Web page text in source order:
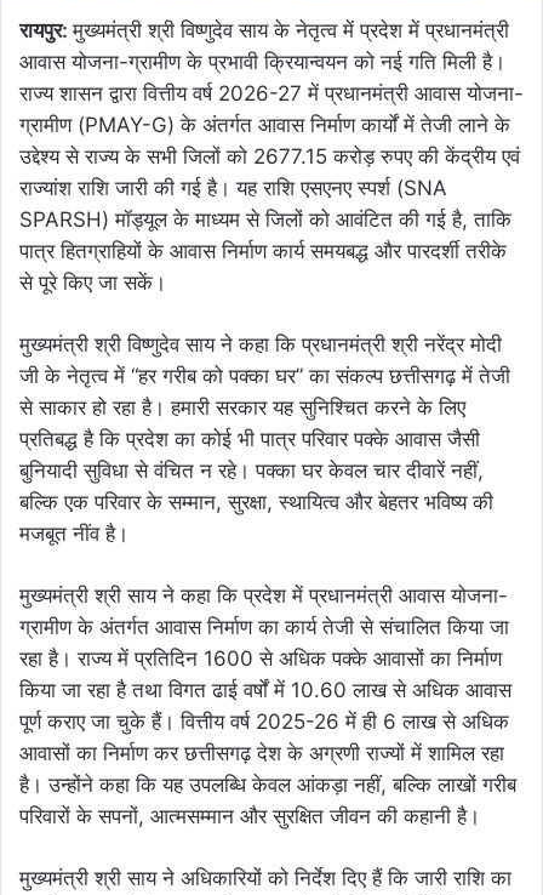
रायपुर:मुख्यमंत्री श्री विष्णुदेव साय के नेतृत्व में प्रदेश में प्रधानमंत्री
आवास योजना-ग्रामीण के प्रभावी क्रियान्वयन को नई गति मिली है।
राज्य शासन द्वारा वित्तीय वर्ष 2026-27 में प्रधानमंत्री आवास योजना-
ग्रामीण (PMAY-G) के अंतर्गत आवास निर्माण कार्यों में तेजी लाने के
उद्देश्य से राज्य के सभी जिलों को 2677.15 करोड़ रुपए की केंद्रीय एवं
राज्यांश राशि जारी की गई है। यह राशि एसएनए स्पर्श (SNA
SPARSH) मॉड्यूल के माध्यम से जिलों को आवंटित की गई है, ताकि
पात्र हितग्राहियों के आवास निर्माण कार्य समयबद्ध और पारदर्शी तरीके
से पूरे किए जा सकें।
मुख्यमंत्री श्री विष्णुदेव साय ने कहा कि प्रधानमंत्री श्री नरेंद्र मोदी
जी के नेतृत्व में “हर गरीब को पक्का घर” का संकल्प छत्तीसगढ़ में तेजी
से साकार हो रहा है। हमारी सरकार यह सुनिश्चित करने के लिए
प्रतिबद्ध है कि प्रदेश का कोई भी पात्र परिवार पक्के आवास जैसी
बुनियादी सुविधा से वंचित न रहे। पक्का घर केवल चार दीवारें नहीं,
बल्कि एक परिवार के सम्मान, सुरक्षा, स्थायित्व और बेहतर भविष्य की
मजबूत नींव है।
मुख्यमंत्री श्री साय ने कहा कि प्रदेश में प्रधानमंत्री आवास योजना-
ग्रामीण के अंतर्गत आवास निर्माण का कार्य तेजी से संचालित किया जा
रहा है। राज्य में प्रतिदिन 1600 से अधिक पक्के आवासों का निर्माण
किया जा रहा है तथा विगत ढाई वर्षों में 10.60 लाख से अधिक आवास
पूर्ण कराए जा चुके हैं। वित्तीय वर्ष 2025-26 में ही 6 लाख से अधिक
आवासों का निर्माण कर छत्तीसगढ़ देश के अग्रणी राज्यों में शामिल रहा
है। उन्होंने कहा कि यह उपलब्धि केवल आंकड़ा नहीं, बल्कि लाखों गरीब
परिवारों के सपनों, आत्मसम्मान और सुरक्षित जीवन की कहानी है।
मुख्यमंत्री श्री साय ने अधिकारियों को निर्देश दिए हैं कि जारी राशि का